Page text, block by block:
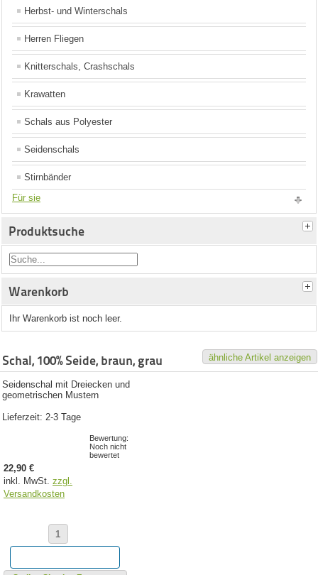
Herbst- und Winterschals
Herren Fliegen
Knitterschals, Crashschals
Krawatten
Schals aus Polyester
Seidenschals
Stirnbänder
Für sie
Produktsuche
Warenkorb
Ihr Warenkorb ist noch leer.
ähnliche Artikel anzeigen
Schal, 100% Seide, braun, grau
Seidenschal mit Dreiecken und
geometrischen Mustern
Lieferzeit: 2-3 Tage
Bewertung:
Noch nicht
bewertet
22,90 €
inkl. MwSt. zzgl.
Versandkosten